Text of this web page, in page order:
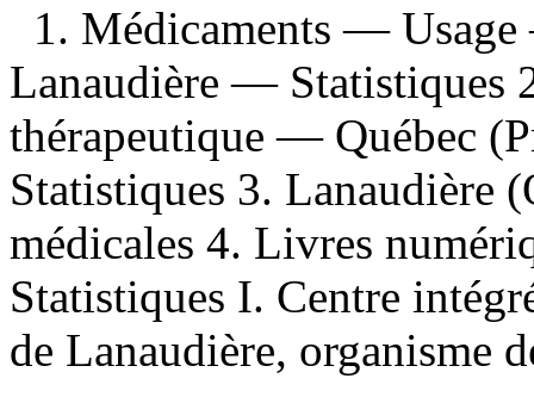
1. Médicaments —
Lanaudière —
thérapeutique — Québec
Statistiques 3. Lanaudière
médicales 4. Livres
Statistiques I. Centre
de Lanaudière, organisme